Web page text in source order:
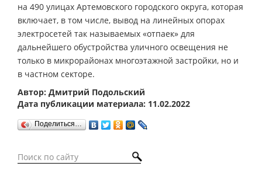
на 490 улицах Артемовского городского округа, которая
включает, в том числе, вывод на линейных опорах
электросетей так называемых «отпаек» для
дальнейшего обустройства уличного освещения не
только в микрорайонах многоэтажной застройки, но и
в частном секторе.
Автор: Дмитрий Подольский
Дата публикации материала: 11.02.2022
Поделиться…